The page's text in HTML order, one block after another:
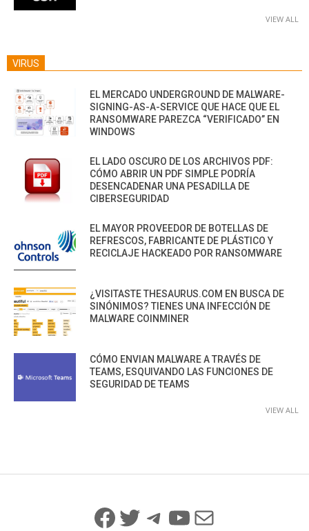
VIEW ALL
VIRUS
EL MERCADO UNDERGROUND DE MALWARE-
SIGNING-AS-A-SERVICE QUE HACE QUE EL
RANSOMWARE PAREZCA “VERIFICADO” EN
WINDOWS
EL LADO OSCURO DE LOS ARCHIVOS PDF:
CÓMO ABRIR UN PDF SIMPLE PODRÍA
DESENCADENAR UNA PESADILLA DE
CIBERSEGURIDAD
EL MAYOR PROVEEDOR DE BOTELLAS DE
REFRESCOS, FABRICANTE DE PLÁSTICO Y
RECICLAJE HACKEADO POR RANSOMWARE
¿VISITASTE THESAURUS.COM EN BUSCA DE
SINÓNIMOS? TIENES UNA INFECCIÓN DE
MALWARE COINMINER
CÓMO ENVIAN MALWARE A TRAVÉS DE
TEAMS, ESQUIVANDO LAS FUNCIONES DE
SEGURIDAD DE TEAMS
VIEW ALL
Facebook
Twitter
Telegram
YouTube
Mail